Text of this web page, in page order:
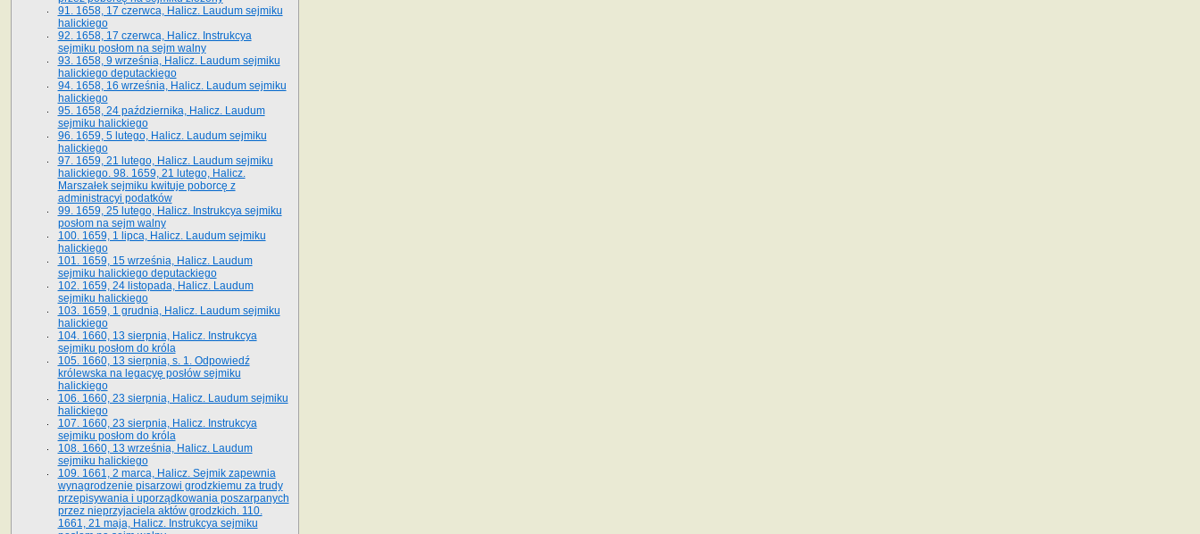
91. 1658, 17 czerwca, Halicz. Laudum sejmiku
halickiego
92. 1658, 17 czerwca, Halicz. Instrukcya
sejmiku posłom na sejm walny
93. 1658, 9 września, Halicz. Laudum sejmiku
halickiego deputackiego
94. 1658, 16 września, Halicz. Laudum sejmiku
halickiego
95. 1658, 24 października, Halicz. Laudum
sejmiku halickiego
96. 1659, 5 lutego, Halicz. Laudum sejmiku
halickiego
97. 1659, 21 lutego, Halicz. Laudum sejmiku
halickiego. 98. 1659, 21 lutego, Halicz.
Marszałek sejmiku kwituje poborcę z
administracyi podatków
99. 1659, 25 lutego, Halicz. Instrukcya sejmiku
posłom na sejm walny
100. 1659, 1 lipca, Halicz. Laudum sejmiku
halickiego
101. 1659, 15 września, Halicz. Laudum
sejmiku halickiego deputackiego
102. 1659, 24 listopada, Halicz. Laudum
sejmiku halickiego
103. 1659, 1 grudnia, Halicz. Laudum sejmiku
halickiego
104. 1660, 13 sierpnia, Halicz. Instrukcya
sejmiku posłom do króla
105. 1660, 13 sierpnia, s. 1. Odpowiedź
królewska na legacyę posłów sejmiku
halickiego
106. 1660, 23 sierpnia, Halicz. Laudum sejmiku
halickiego
107. 1660, 23 sierpnia, Halicz. Instrukcya
sejmiku posłom do króla
108. 1660, 13 września, Halicz. Laudum
sejmiku halickiego
109. 1661, 2 marca, Halicz. Sejmik zapewnia
wynagrodzenie pisarzowi grodzkiemu za trudy
przepisywania i uporządkowania poszarpanych
przez nieprzyjaciela aktów grodzkich. 110.
1661, 21 maja, Halicz. Instrukcya sejmiku